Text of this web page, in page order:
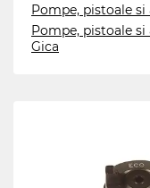
Pompe, pistoale
Pompe, pistoale
Gica